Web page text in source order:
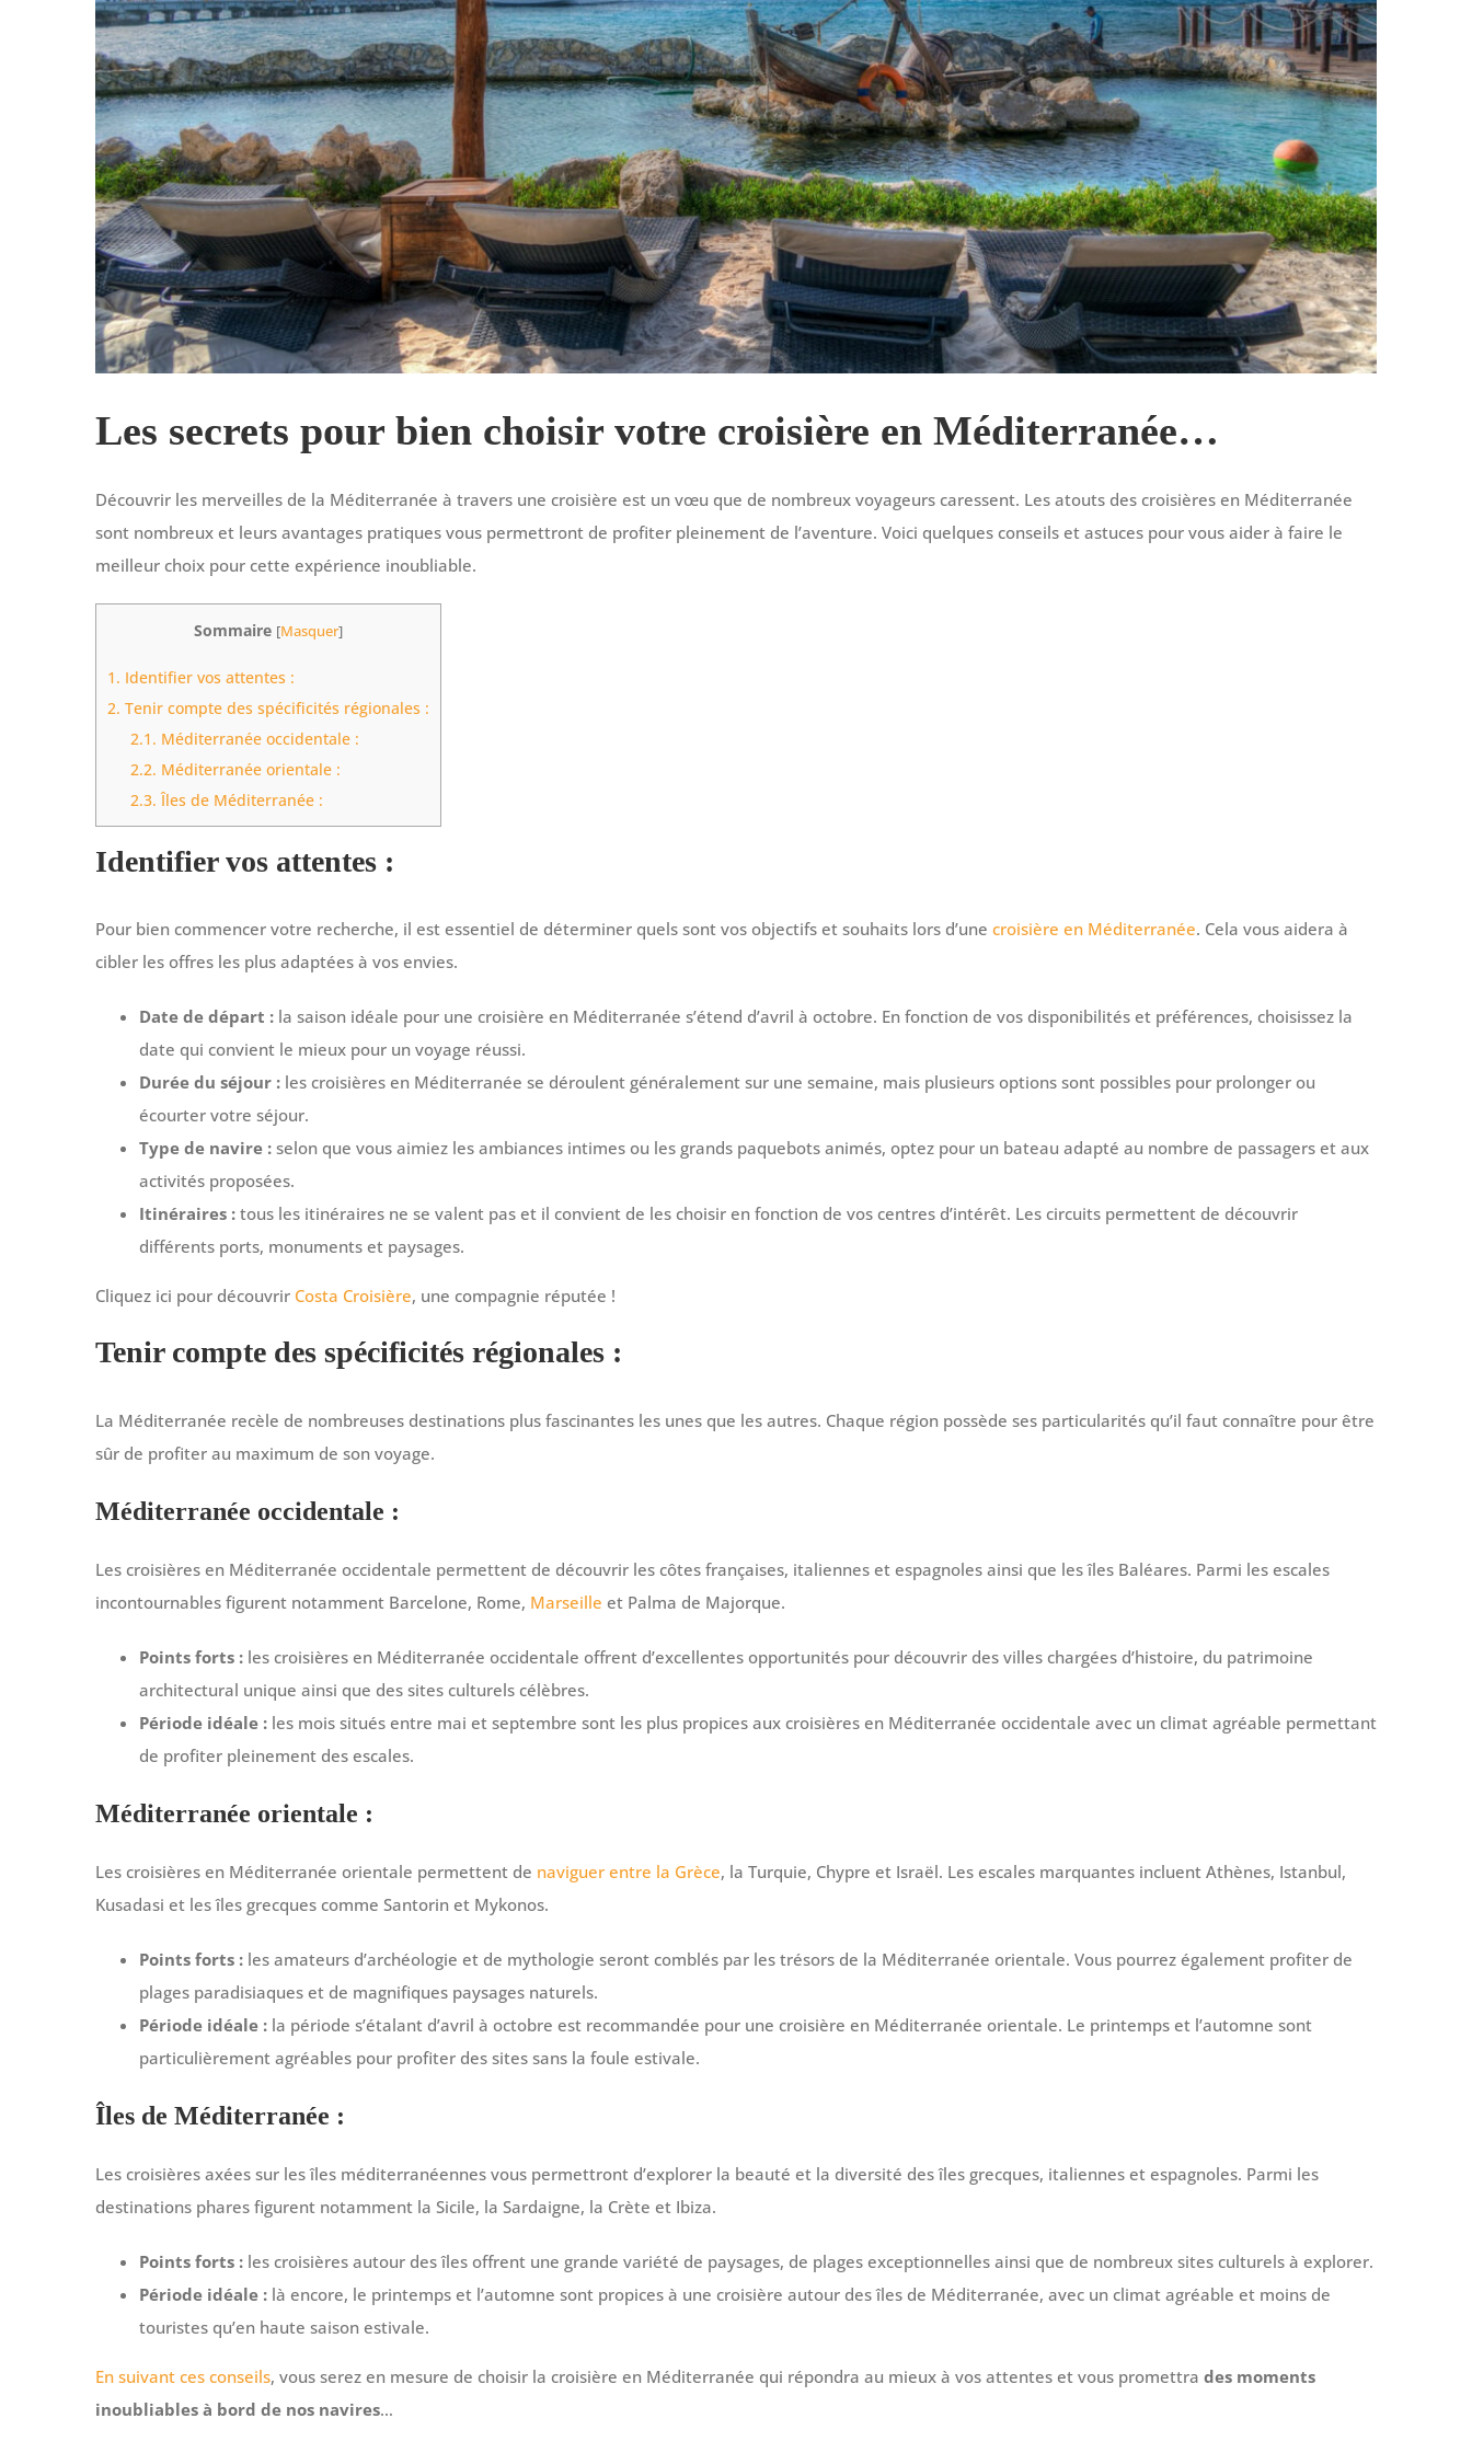
Les secrets pour bien choisir votre croisière en Méditerranée…
Découvrir les merveilles de la Méditerranée à travers une croisière est un vœu que de nombreux voyageurs caressent. Les atouts des croisières en Méditerranée
sont nombreux et leurs avantages pratiques vous permettront de profiter pleinement de l’aventure. Voici quelques conseils et astuces pour vous aider à faire le
meilleur choix pour cette expérience inoubliable.
Sommaire [Masquer]
1. Identifier vos attentes :
2. Tenir compte des spécificités régionales :
2.1. Méditerranée occidentale :
2.2. Méditerranée orientale :
2.3. Îles de Méditerranée :
Identifier vos attentes :
Pour bien commencer votre recherche, il est essentiel de déterminer quels sont vos objectifs et souhaits lors d’une croisière en Méditerranée. Cela vous aidera à
cibler les offres les plus adaptées à vos envies.
Date de départ :la saison idéale pour une croisière en Méditerranée s’étend d’avril à octobre. En fonction de vos disponibilités et préférences, choisissez la
date qui convient le mieux pour un voyage réussi.
Durée du séjour :les croisières en Méditerranée se déroulent généralement sur une semaine, mais plusieurs options sont possibles pour prolonger ou
écourter votre séjour.
Type de navire :selon que vous aimiez les ambiances intimes ou les grands paquebots animés, optez pour un bateau adapté au nombre de passagers et aux
activités proposées.
Itinéraires :tous les itinéraires ne se valent pas et il convient de les choisir en fonction de vos centres d’intérêt. Les circuits permettent de découvrir
différents ports, monuments et paysages.
Cliquez ici pour découvrir Costa Croisière, une compagnie réputée !
Tenir compte des spécificités régionales :
La Méditerranée recèle de nombreuses destinations plus fascinantes les unes que les autres. Chaque région possède ses particularités qu’il faut connaître pour être
sûr de profiter au maximum de son voyage.
Méditerranée occidentale :
Les croisières en Méditerranée occidentale permettent de découvrir les côtes françaises, italiennes et espagnoles ainsi que les îles Baléares. Parmi les escales
incontournables figurent notamment Barcelone, Rome, Marseille et Palma de Majorque.
Points forts :les croisières en Méditerranée occidentale offrent d’excellentes opportunités pour découvrir des villes chargées d’histoire, du patrimoine
architectural unique ainsi que des sites culturels célèbres.
Période idéale :les mois situés entre mai et septembre sont les plus propices aux croisières en Méditerranée occidentale avec un climat agréable permettant
de profiter pleinement des escales.
Méditerranée orientale :
Les croisières en Méditerranée orientale permettent de naviguer entre la Grèce, la Turquie, Chypre et Israël. Les escales marquantes incluent Athènes, Istanbul,
Kusadasi et les îles grecques comme Santorin et Mykonos.
Points forts :les amateurs d’archéologie et de mythologie seront comblés par les trésors de la Méditerranée orientale. Vous pourrez également profiter de
plages paradisiaques et de magnifiques paysages naturels.
Période idéale :la période s’étalant d’avril à octobre est recommandée pour une croisière en Méditerranée orientale. Le printemps et l’automne sont
particulièrement agréables pour profiter des sites sans la foule estivale.
Îles de Méditerranée :
Les croisières axées sur les îles méditerranéennes vous permettront d’explorer la beauté et la diversité des îles grecques, italiennes et espagnoles. Parmi les
destinations phares figurent notamment la Sicile, la Sardaigne, la Crète et Ibiza.
Points forts :les croisières autour des îles offrent une grande variété de paysages, de plages exceptionnelles ainsi que de nombreux sites culturels à explorer.
Période idéale :là encore, le printemps et l’automne sont propices à une croisière autour des îles de Méditerranée, avec un climat agréable et moins de
touristes qu’en haute saison estivale.
En suivant ces conseils, vous serez en mesure de choisir la croisière en Méditerranée qui répondra au mieux à vos attentes et vous promettra des moments
inoubliables à bord de nos navires…